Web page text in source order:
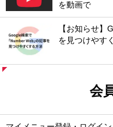
を動画で
【お知らせ
を見つけやす
会